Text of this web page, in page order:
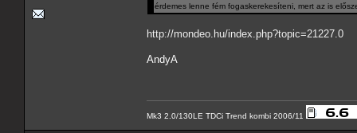
érdemes lenne fém fogaskerekesíteni, mert az is
http://mondeo.hu/index.php?topic=21227.0
AndyA
Mk3 2.0/130LE TDCi Trend kombi 2006/11